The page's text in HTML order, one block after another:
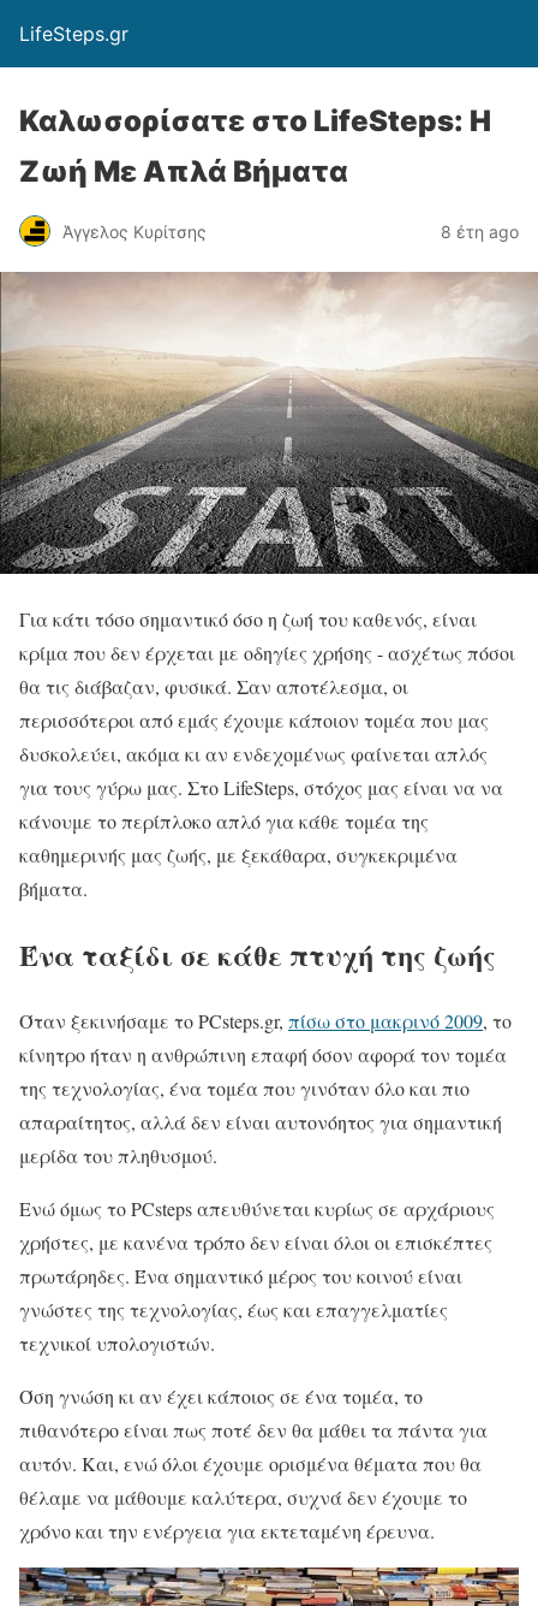
LifeSteps.gr
Καλωσορίσατε στο LifeSteps: Η
Ζωή Με Απλά Βήματα
Άγγελος Κυρίτσης 8 έτη ago
Για κάτι τόσο σημαντικό όσο η ζωή του καθενός, είναι
κρίμα που δεν έρχεται με οδηγίες χρήσης - ασχέτως πόσοι
θα τις διάβαζαν, φυσικά. Σαν αποτέλεσμα, οι
περισσότεροι από εμάς έχουμε κάποιον τομέα που μας
δυσκολεύει, ακόμα κι αν ενδεχομένως φαίνεται απλός
για τους γύρω μας. Στο LifeSteps, στόχος μας είναι να να
κάνουμε το περίπλοκο απλό για κάθε τομέα της
καθημερινής μας ζωής, με ξεκάθαρα, συγκεκριμένα
βήματα.
Ένα ταξίδι σε κάθε πτυχή της ζωής
Όταν ξεκινήσαμε το PCsteps.gr, πίσω στο μακρινό 2009, το
κίνητρο ήταν η ανθρώπινη επαφή όσον αφορά τον τομέα
της τεχνολογίας, ένα τομέα που γινόταν όλο και πιο
απαραίτητος, αλλά δεν είναι αυτονόητος για σημαντική
μερίδα του πληθυσμού.
Ενώ όμως το PCsteps απευθύνεται κυρίως σε αρχάριους
χρήστες, με κανένα τρόπο δεν είναι όλοι οι επισκέπτες
πρωτάρηδες. Ένα σημαντικό μέρος του κοινού είναι
γνώστες της τεχνολογίας, έως και επαγγελματίες
τεχνικοί υπολογιστών.
Όση γνώση κι αν έχει κάποιος σε ένα τομέα, το
πιθανότερο είναι πως ποτέ δεν θα μάθει τα πάντα για
αυτόν. Και, ενώ όλοι έχουμε ορισμένα θέματα που θα
θέλαμε να μάθουμε καλύτερα, συχνά δεν έχουμε το
χρόνο και την ενέργεια για εκτεταμένη έρευνα.